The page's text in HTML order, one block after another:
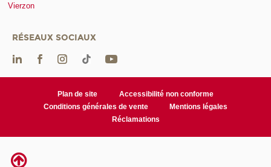
Vierzon
RÉSEAUX SOCIAUX
Plan de site
Accessibilité non conforme
Conditions générales de vente
Mentions légales
Réclamations